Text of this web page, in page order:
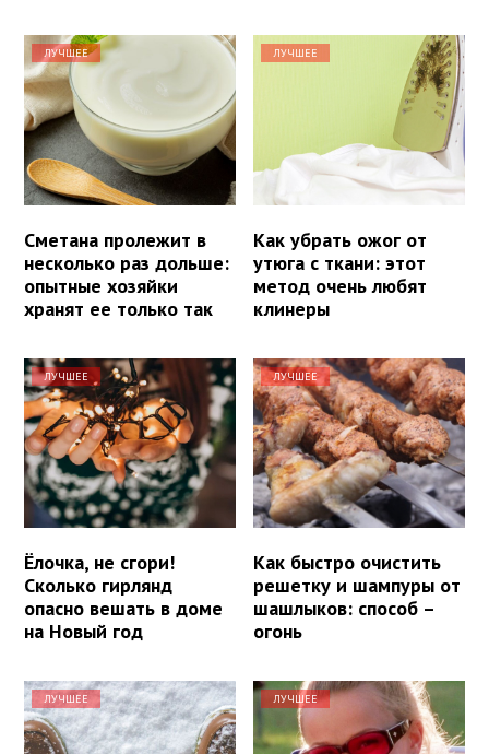
ЛУЧШЕЕ
Сметана пролежит в
несколько раз дольше:
опытные хозяйки
хранят ее только так
ЛУЧШЕЕ
Как убрать ожог от
утюга с ткани: этот
метод очень любят
клинеры
ЛУЧШЕЕ
Ёлочка, не сгори!
Сколько гирлянд
опасно вешать в доме
на Новый год
ЛУЧШЕЕ
Как быстро очистить
решетку и шампуры от
шашлыков: способ –
огонь
ЛУЧШЕЕ ЛУЧШЕЕ